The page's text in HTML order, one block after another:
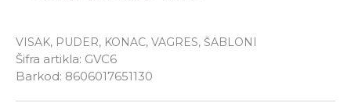
VISAK, PUDER, KONAC, VAGRES, ŠABLONI
Šifra artikla: GVC6
Barkod: 8606017651130